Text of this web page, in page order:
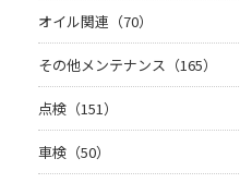
オイル関連（70）
その他メンテナンス（165）
点検（151）
車検（50）